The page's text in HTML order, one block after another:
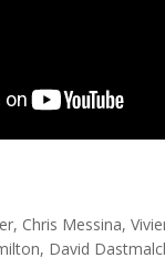
Chris Messina,
David